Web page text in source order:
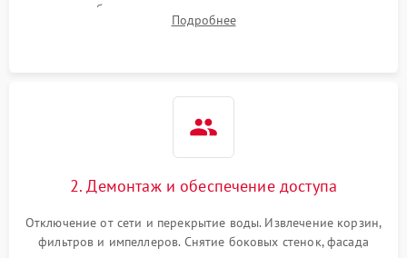
жалоб на отсутствие слива, нагрева, вращения
разбрызгивателей или срабатывание системы защиты
Подробнее
2. Демонтаж и обеспечение доступа
Отключение от сети и перекрытие воды. Извлечение корзин,
фильтров и импеллеров. Снятие боковых стенок, фасада